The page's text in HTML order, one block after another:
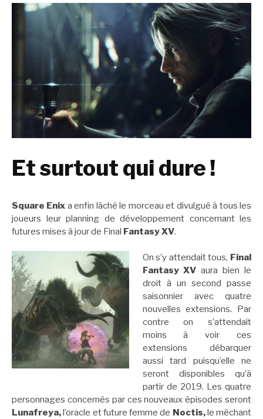
Et surtout qui dure !
Square Enix a enfin lâché le morceau et divulgué à tous les
joueurs leur planning de développement concernant les
futures mises à jour de Final Fantasy XV.
On s’y attendait tous, Final
Fantasy XV aura bien le
droit à un second passe
saisonnier avec quatre
nouvelles extensions. Par
contre on s’attendait
moins à voir ces
extensions débarquer
aussi tard puisqu’elle ne
seront disponibles qu’à
partir de 2019. Les quatre
personnages concernés par ces nouveaux épisodes seront
Lunafreya,l’oracle et future femme de Noctis,le méchant